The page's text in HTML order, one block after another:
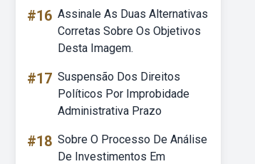
#16 Assinale As Duas Alternativas
Corretas Sobre Os Objetivos
Desta Imagem.
#17 Suspensão Dos Direitos
Políticos Por Improbidade
Administrativa Prazo
#18 Sobre O Processo De Análise
De Investimentos Em